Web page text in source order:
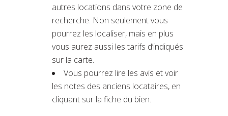
autres locations dans votre zone de
recherche. Non seulement vous
pourrez les localiser, mais en plus
vous aurez aussi les tarifs d’indiqués
sur la carte.
Vous pourrez lire les avis et voir
les notes des anciens locataires, en
cliquant sur la fiche du bien.